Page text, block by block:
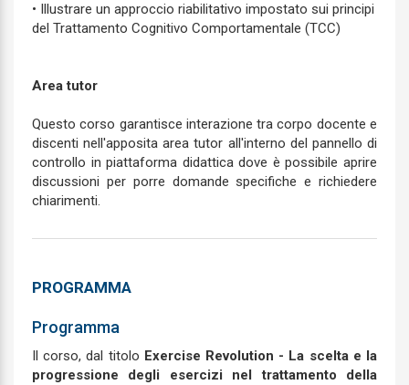
• Illustrare un approccio riabilitativo impostato sui principi
del Trattamento Cognitivo Comportamentale (TCC)
Area tutor
Questo corso garantisce interazione tra corpo docente e
discenti nell'apposita area tutor all'interno del pannello di
controllo in piattaforma didattica dove è possibile aprire
discussioni per porre domande specifiche e richiedere
chiarimenti.
PROGRAMMA
Programma
Il corso, dal titolo Exercise Revolution - La scelta e la
progressione degli esercizi nel trattamento della